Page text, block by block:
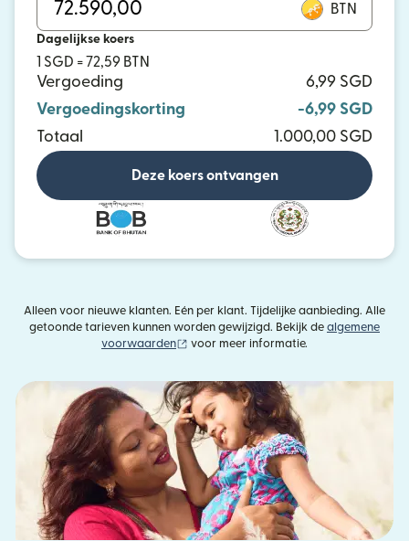
BTN
Dagelijkse koers
1 SGD = 72,59 BTN
Vergoeding
6,99 SGD
Vergoedingskorting
-6,99 SGD
Totaal
1.000,00 SGD
Deze koers ontvangen
Alleen voor nieuwe klanten. Eén per klant. Tijdelijke aanbieding. Alle
getoonde tarieven kunnen worden gewijzigd. Bekijk de algemene
voorwaarden
(wordt geopend in een nieuw venster)
voor meer informatie.